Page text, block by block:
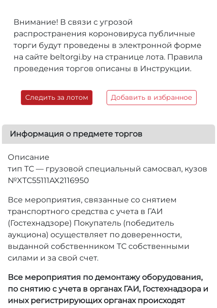
Внимание! В связи с угрозой
распространения короновируса публичные
торги будут проведены в электронной форме
на сайте beltorgi.by на странице лота. Правила
проведения торгов описаны в Инструкции.
Следить за лотом Добавить в избранное
Информация о предмете торгов
Описание
тип ТС — грузовой специальный самосвал, кузов
№XTC55111AX2116950
Все мероприятия, связанные со снятием
транспортного средства с учета в ГАИ
(Гостехнадзоре) Покупатель (победитель
аукциона) осуществляет по доверенности,
выданной собственником ТС собственными
силами и за свой счет.
Все мероприятия по демонтажу оборудования,
по снятию с учета в органах ГАИ, Гостехнадзора и
иных регистрирующих органах происходят